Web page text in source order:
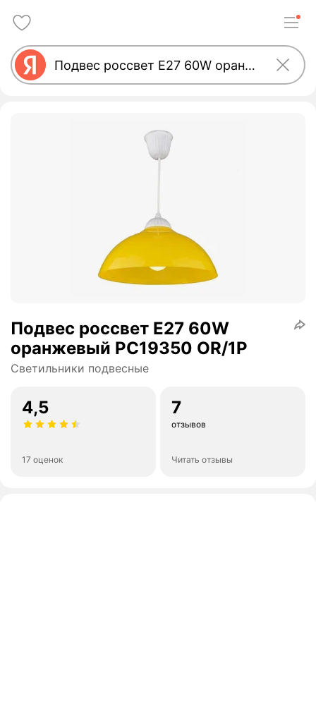
Подвес россвет Е27 60W
оранжевый РС19350 OR/1P
Светильники подвесные
4,5
17 оценок
7
отзывов
Читать отзывы